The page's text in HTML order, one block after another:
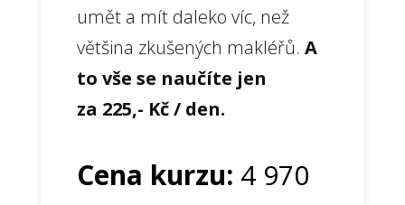
umět a mít daleko víc, než
většina zkušených makléřů. A
to vše se naučíte jen
za 225,- Kč / den.
Cena kurzu: 4 970